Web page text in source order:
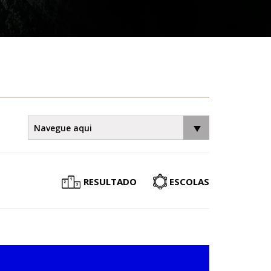
RESULTADO ESCOLAS